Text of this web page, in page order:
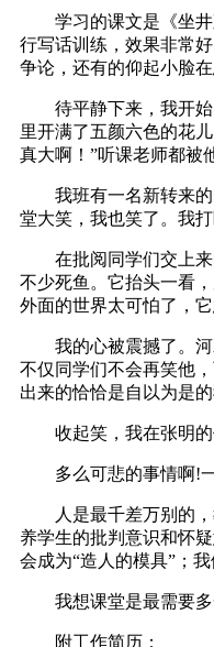
学习的课文是《坐井
行写话训练，效果非常
争论，还有的仰起小脸在
待平静下来，我开始
里开满了五颜六色的花
真大啊！”听课老师都被
我班有一名新转来的
堂大笑，我也笑了。我
在批阅同学们交上来
不少死鱼。它抬头一看
外面的世界太可怕了，
我的心被震撼了。河
不仅同学们不会再笑他
出来的恰恰是自以为是的
收起笑，我在张明的
多么可悲的事情啊!一
人是最千差万别的，
养学生的批判意识和怀
会成为“造人的模具”；
我想课堂是最需要多
附工作简历：